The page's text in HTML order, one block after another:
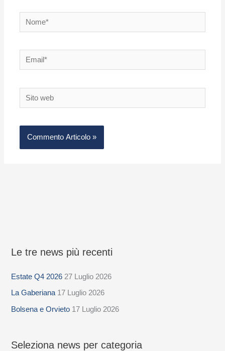
Nome*
Email*
Sito
web
Le tre news più recenti
Estate Q4 2026 27 Luglio 2026
La Gaberiana 17 Luglio 2026
Bolsena e Orvieto 17 Luglio 2026
Seleziona news per categoria
S
l
e
z